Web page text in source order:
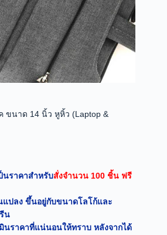
ขนาด 14 นิ้ว หูหิ้ว (Laptop &
นราคาสำหรับสั่งจำนวน 100 ชิ้น ฟรี
แปลง ขึ้นอยู่กับขนาดโลโก้และ
น
นราคาที่แน่นอนให้ทราบ หลังจากได้